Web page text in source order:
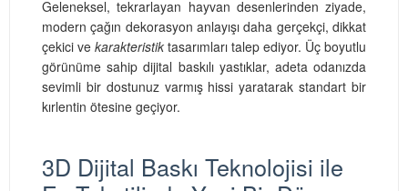
Geleneksel, tekrarlayan hayvan desenlerinden ziyade,
modern çağın dekorasyon anlayışı daha gerçekçi, dikkat
çekici ve karakteristik tasarımları talep ediyor. Üç boyutlu
görünüme sahip dijital baskılı yastıklar, adeta odanızda
sevimli bir dostunuz varmış hissi yaratarak standart bir
kırlentin ötesine geçiyor.
3D Dijital Baskı Teknolojisi ile